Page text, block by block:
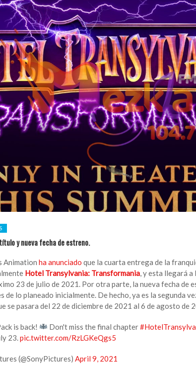
y nueva fecha de estreno.
Animation ha anunciado que la cuarta entrega de la
Hotel Transylvania: Transformania, y esta llegará a
23 de julio de 2021. Por otra parte, la nueva fecha de
de lo planeado inicialmente. De hecho, ya es la segunda
se pasara del 22 de diciembre de 2021 al 6 de agosto de
is back! Don't miss the final chapter
23.pic.twitter.com/RzLGKeQgs5
(@SonyPictures) April 9, 2021